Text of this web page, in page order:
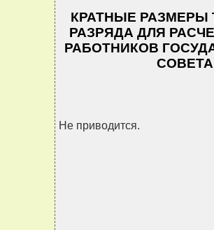
КРАТНЫЕ РАЗМЕРЫ
РАЗРЯДА ДЛЯ
РАБОТНИКОВ
Не приводится.